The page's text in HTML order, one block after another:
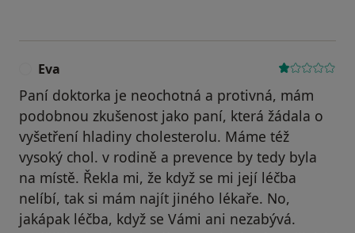
Eva
Paní doktorka je neochotná a protivná, mám
podobnou zkušenost jako paní, která žádala o
vyšetření hladiny cholesterolu. Máme též
vysoký chol. v rodině a prevence by tedy byla
na místě. Řekla mi, že když se mi její léčba
nelíbí, tak si mám najít jiného lékaře. No,
jakápak léčba, když se Vámi ani nezabývá.